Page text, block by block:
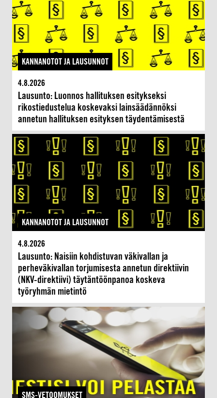
KANNANOTOT JA LAUSUNNOT
4.8.2026
Lausunto: Luonnos hallituksen esitykseksi
rikostiedustelua koskevaksi lainsäädännöksi
annetun hallituksen esityksen täydentämisestä
KANNANOTOT JA LAUSUNNOT
4.8.2026
Lausunto: Naisiin kohdistuvan väkivallan ja
perheväkivallan torjumisesta annetun direktiivin
(NKV-direktiivi) täytäntöönpanoa koskeva
työryhmän mietintö
SMS-VETOOMUKSET